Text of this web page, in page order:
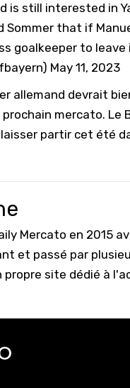
is still interested in
Sommer that if
goalkeeper to leave
May 11, 2023
allemand devrait
mercato.
partir cet été
Mercato en 2015
et passé par
propre site dédié à